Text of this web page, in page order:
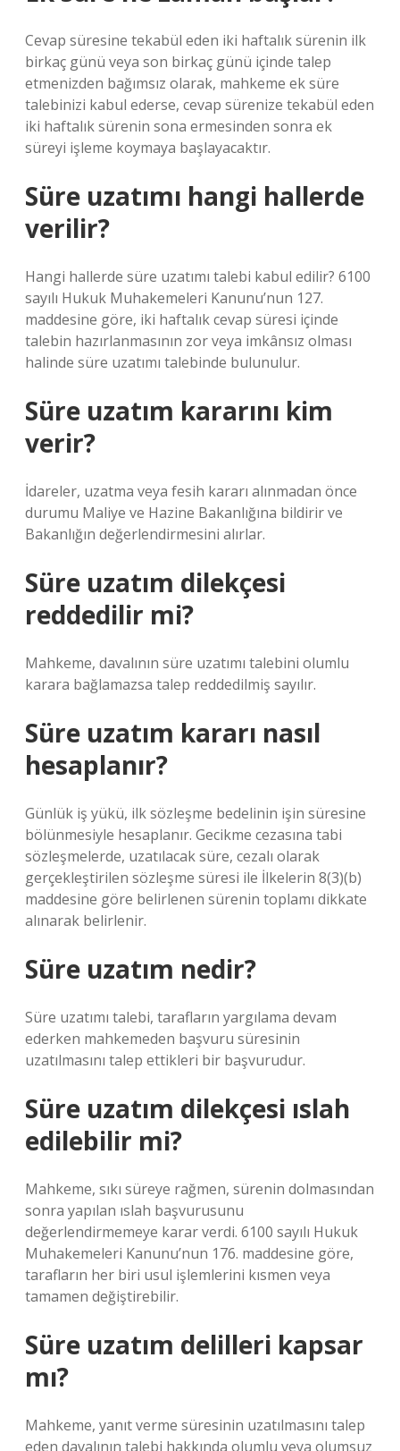
Cevap süresine tekabül eden iki haftalık sürenin ilk
birkaç günü veya son birkaç günü içinde talep
etmenizden bağımsız olarak, mahkeme ek süre
talebinizi kabul ederse, cevap sürenize tekabül eden
iki haftalık sürenin sona ermesinden sonra ek
süreyi işleme koymaya başlayacaktır.
Süre uzatımı hangi hallerde
verilir?
Hangi hallerde süre uzatımı talebi kabul edilir? 6100
sayılı Hukuk Muhakemeleri Kanunu’nun 127.
maddesine göre, iki haftalık cevap süresi içinde
talebin hazırlanmasının zor veya imkânsız olması
halinde süre uzatımı talebinde bulunulur.
Süre uzatım kararını kim
verir?
İdareler, uzatma veya fesih kararı alınmadan önce
durumu Maliye ve Hazine Bakanlığına bildirir ve
Bakanlığın değerlendirmesini alırlar.
Süre uzatım dilekçesi
reddedilir mi?
Mahkeme, davalının süre uzatımı talebini olumlu
karara bağlamazsa talep reddedilmiş sayılır.
Süre uzatım kararı nasıl
hesaplanır?
Günlük iş yükü, ilk sözleşme bedelinin işin süresine
bölünmesiyle hesaplanır. Gecikme cezasına tabi
sözleşmelerde, uzatılacak süre, cezalı olarak
gerçekleştirilen sözleşme süresi ile İlkelerin 8(3)(b)
maddesine göre belirlenen sürenin toplamı dikkate
alınarak belirlenir.
Süre uzatım nedir?
Süre uzatımı talebi, tarafların yargılama devam
ederken mahkemeden başvuru süresinin
uzatılmasını talep ettikleri bir başvurudur.
Süre uzatım dilekçesi ıslah
edilebilir mi?
Mahkeme, sıkı süreye rağmen, sürenin dolmasından
sonra yapılan ıslah başvurusunu
değerlendirmemeye karar verdi. 6100 sayılı Hukuk
Muhakemeleri Kanunu’nun 176. maddesine göre,
tarafların her biri usul işlemlerini kısmen veya
tamamen değiştirebilir.
Süre uzatım delilleri kapsar
mı?
Mahkeme, yanıt verme süresinin uzatılmasını talep
eden davalının talebi hakkında olumlu veya olumsuz